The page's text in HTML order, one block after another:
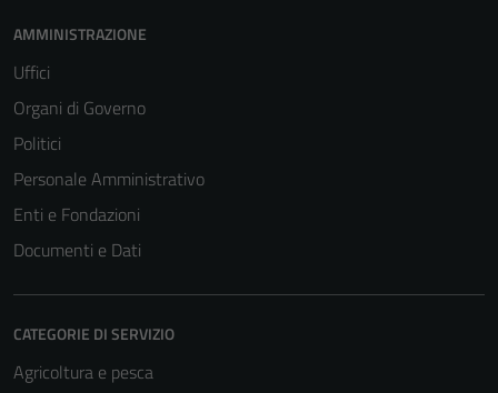
AMMINISTRAZIONE
Uffici
Organi di Governo
Politici
Personale Amministrativo
Enti e Fondazioni
Documenti e Dati
CATEGORIE DI SERVIZIO
Agricoltura e pesca